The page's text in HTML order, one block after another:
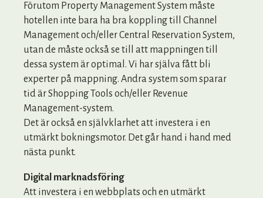
Förutom Property Management System måste
hotellen inte bara ha bra koppling till Channel
Management och/eller Central Reservation System,
utan de måste också se till att mappningen till
dessa system är optimal. Vi har själva fått bli
experter på mappning. Andra system som sparar
tid är Shopping Tools och/eller Revenue
Management-system.
Det är också en självklarhet att investera i en
utmärkt bokningsmotor. Det går hand i hand med
nästa punkt.
Digital marknadsföring
Att investera i en webbplats och en utmärkt